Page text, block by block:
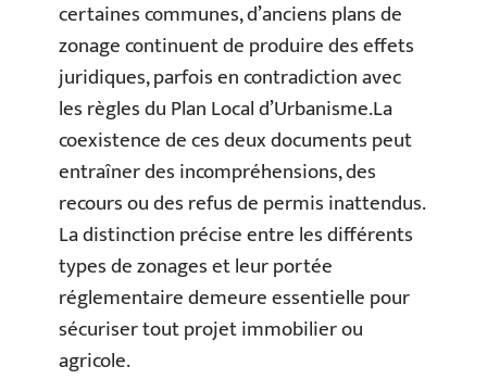
certaines communes, d’anciens plans de
zonage continuent de produire des effets
juridiques, parfois en contradiction avec
les règles du Plan Local d’Urbanisme.La
coexistence de ces deux documents peut
entraîner des incompréhensions, des
recours ou des refus de permis inattendus.
La distinction précise entre les différents
types de zonages et leur portée
réglementaire demeure essentielle pour
sécuriser tout projet immobilier ou
agricole.